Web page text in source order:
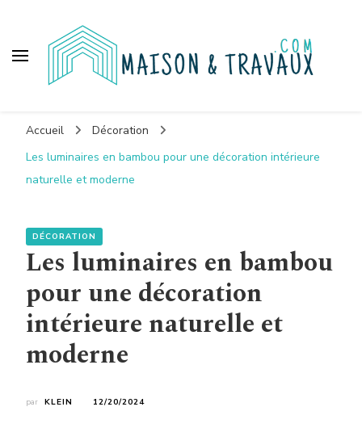
Accueil
Décoration
Les luminaires en bambou pour une décoration intérieure
naturelle et moderne
DÉCORATION
Les luminaires en bambou
pour une décoration
intérieure naturelle et
moderne
par KLEIN 12/20/2024